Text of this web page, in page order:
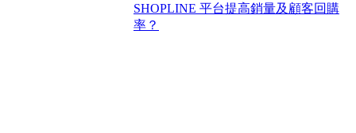
SHOPLINE 平台提高銷量及顧客回購
率？